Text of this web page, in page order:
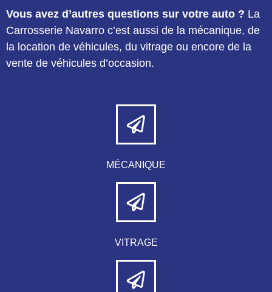
Vous avez d’autres questions sur votre auto ? La
Carrosserie Navarro c’est aussi de la mécanique, de
la location de véhicules, du vitrage ou encore de la
vente de véhicules d’occasion.
MÉCANIQUE
VITRAGE